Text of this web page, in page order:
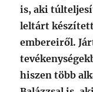
is, aki
leltárt
embereiről.
hiszen több